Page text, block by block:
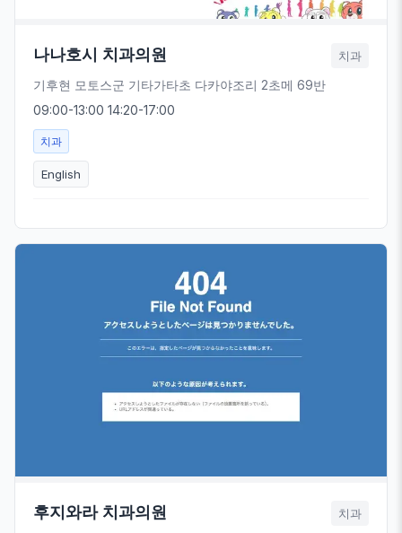
나나호시 치과의원 치과
기후현 모토스군 기타가타초 다카야조리 2초메 69반
09:00-13:00 14:20-17:00
치과
English
후지와라 치과의원 치과